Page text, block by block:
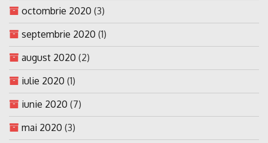
octombrie 2020 (3)
septembrie 2020 (1)
august 2020 (2)
iulie 2020 (1)
iunie 2020 (7)
mai 2020 (3)